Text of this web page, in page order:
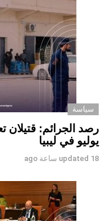
سياسة
يوليو في ليبيا
updated 18 ساعة ago